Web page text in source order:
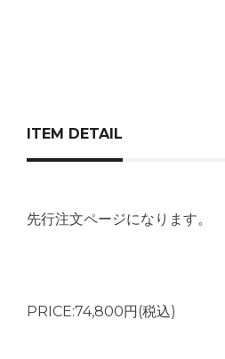
ITEM DETAIL
先行注文ページになります。
PRICE:74,800円(税込)